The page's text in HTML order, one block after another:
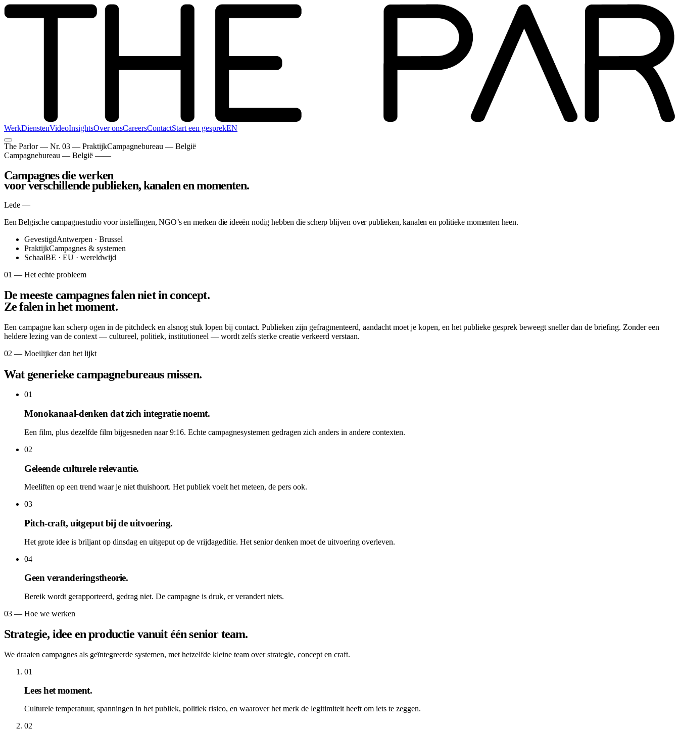
WerkDienstenVideoInsightsOver onsCareersContactStart een gesprekEN
The Parlor — Nr. 03 — PraktijkCampagnebureau — België
Campagnebureau — België ——
Campagnes die werken
voor verschillende publieken, kanalen en momenten.
Lede —
Een Belgische campagnestudio voor instellingen, NGO’s en merken die ideeën nodig hebben die scherp blijven over publieken, kanalen en politieke momenten heen.
GevestigdAntwerpen · Brussel
PraktijkCampagnes & systemen
SchaalBE · EU · wereldwijd
01 — Het echte probleem
De meeste campagnes falen niet in concept.
Ze falen in het moment.
Een campagne kan scherp ogen in de pitchdeck en alsnog stuk lopen bij contact. Publieken zijn gefragmenteerd, aandacht moet je kopen, en het publieke gesprek beweegt sneller dan de briefing. Zonder een
heldere lezing van de context — cultureel, politiek, institutioneel — wordt zelfs sterke creatie verkeerd verstaan.
02 — Moeilijker dan het lijkt
Wat generieke campagnebureaus missen.
01
Monokanaal-denken dat zich integratie noemt.
Een film, plus dezelfde film bijgesneden naar 9:16. Echte campagnesystemen gedragen zich anders in andere contexten.
02
Geleende culturele relevantie.
Meeliften op een trend waar je niet thuishoort. Het publiek voelt het meteen, de pers ook.
03
Pitch-craft, uitgeput bij de uitvoering.
Het grote idee is briljant op dinsdag en uitgeput op de vrijdageditie. Het senior denken moet de uitvoering overleven.
04
Geen veranderingstheorie.
Bereik wordt gerapporteerd, gedrag niet. De campagne is druk, er verandert niets.
03 — Hoe we werken
Strategie, idee en productie vanuit één senior team.
We draaien campagnes als geïntegreerde systemen, met hetzelfde kleine team over strategie, concept en craft.
01
Lees het moment.
Culturele temperatuur, spanningen in het publiek, politiek risico, en waarover het merk de legitimiteit heeft om iets te zeggen.
02